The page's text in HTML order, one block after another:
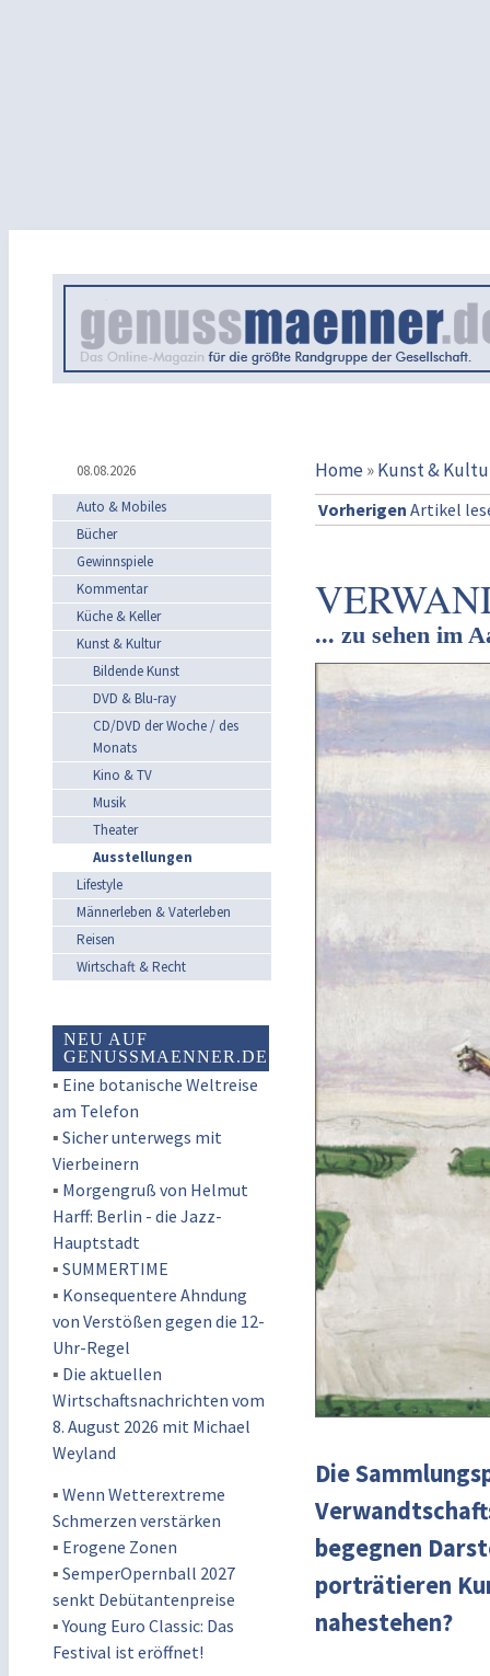
08.08.2026 Home»Kunst &
Auto & Mobiles
Bücher
Gewinnspiele
Kommentar
Küche & Keller
Kunst & Kultur
Bildende Kunst
DVD & Blu-ray
CD/DVD der Woche / des
Monats
Kino & TV
Musik
Theater
Ausstellungen
Lifestyle
Männerleben & Vaterleben
Reisen
Wirtschaft & Recht
NEU AUF
GENUSSMAENNER.DE
▪ Eine botanische Weltreise
am Telefon
▪ Sicher unterwegs mit
Vierbeinern
▪ Morgengruß von Helmut
Harff: Berlin - die Jazz-
Hauptstadt
▪ SUMMERTIME
▪ Konsequentere Ahndung
von Verstößen gegen die 12-
Uhr-Regel
▪ Die aktuellen
Wirtschaftsnachrichten vom
8. August 2026 mit Michael
Weyland
▪ Wenn Wetterextreme
Schmerzen verstärken
▪ Erogene Zonen
▪ SemperOpernball 2027
senkt Debütantenpreise
▪Young Euro Classic: Das
Festival ist eröffnet!
Vorherigen Artikel
... zu sehen im
Die
begegnen
porträtieren
nahestehen?